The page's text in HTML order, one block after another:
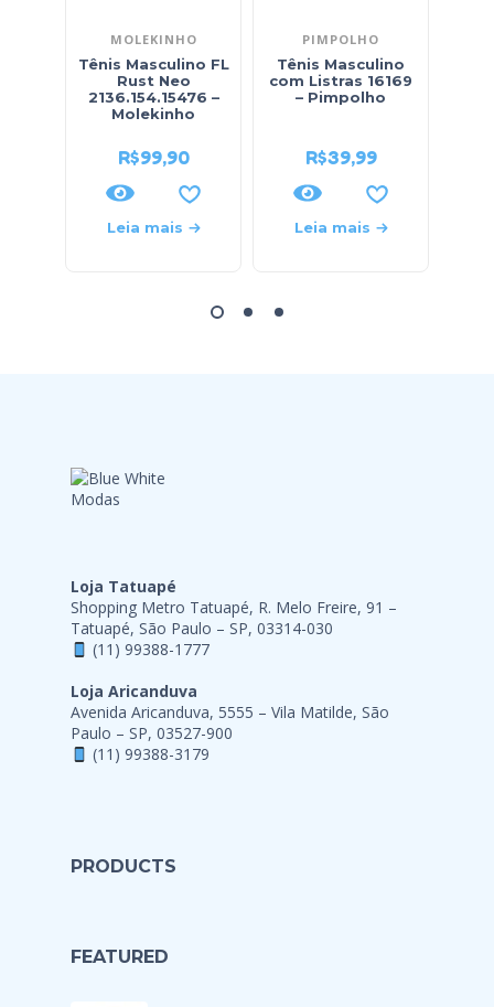
MOLEKINHO
Tênis Masculino FL
Rust Neo
2136.154.15476 –
Molekinho
R$99,90
Leia mais
PIMPOLHO
Tênis Masculino
com Listras 16169
– Pimpolho
R$39,99
Leia mais
Loja Tatuapé
Shopping Metro Tatuapé, R. Melo Freire, 91 –
Tatuapé, São Paulo – SP, 03314-030
(11) 99388-1777
Loja Aricanduva
Avenida Aricanduva, 5555 – Vila Matilde, São
Paulo – SP, 03527-900
(11) 99388-3179
PRODUCTS
FEATURED